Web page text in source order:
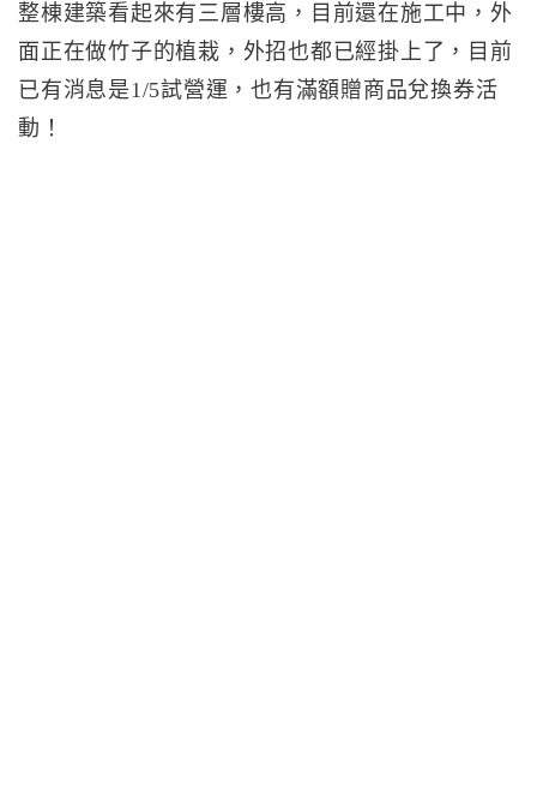
整棟建築看起來有三層樓高，目前還在施工中，外
面正在做竹子的植栽，外招也都已經掛上了，目前
已有消息是1/5試營運，也有滿額贈商品兌換券活
動！